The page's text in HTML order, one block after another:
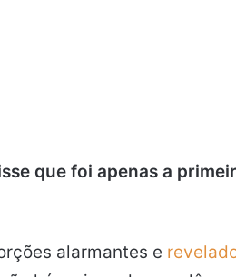
que foi apenas a
alarmantes e